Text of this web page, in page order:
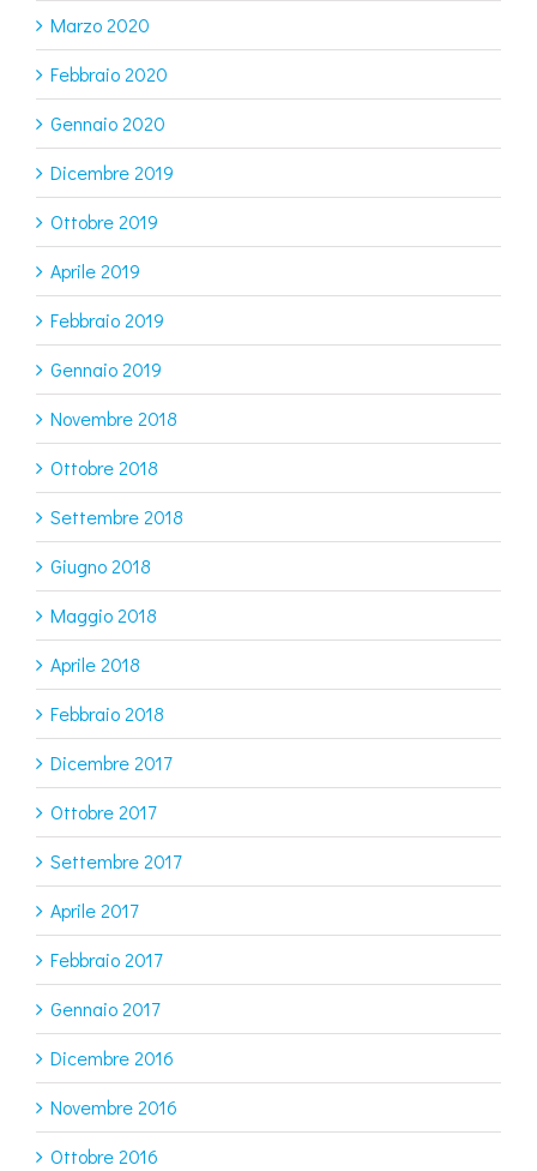
Marzo 2020
Febbraio 2020
Gennaio 2020
Dicembre 2019
Ottobre 2019
Aprile 2019
Febbraio 2019
Gennaio 2019
Novembre 2018
Ottobre 2018
Settembre 2018
Giugno 2018
Maggio 2018
Aprile 2018
Febbraio 2018
Dicembre 2017
Ottobre 2017
Settembre 2017
Aprile 2017
Febbraio 2017
Gennaio 2017
Dicembre 2016
Novembre 2016
Ottobre 2016